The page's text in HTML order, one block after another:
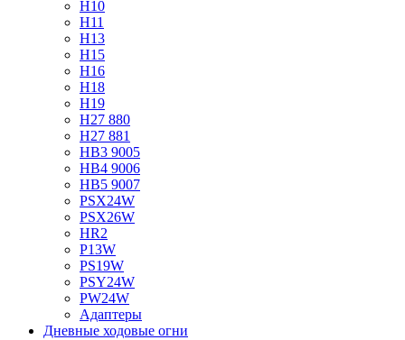
H10
H11
H13
H15
H16
H18
H19
H27 880
H27 881
HB3 9005
HB4 9006
HB5 9007
PSX24W
PSX26W
HR2
P13W
PS19W
PSY24W
PW24W
Адаптеры
Дневные ходовые огни